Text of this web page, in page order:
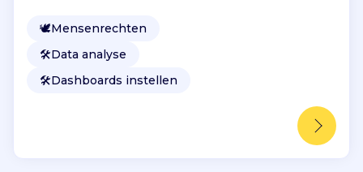
🕊Mensenrechten
🛠️Data analyse
🛠️Dashboards instellen